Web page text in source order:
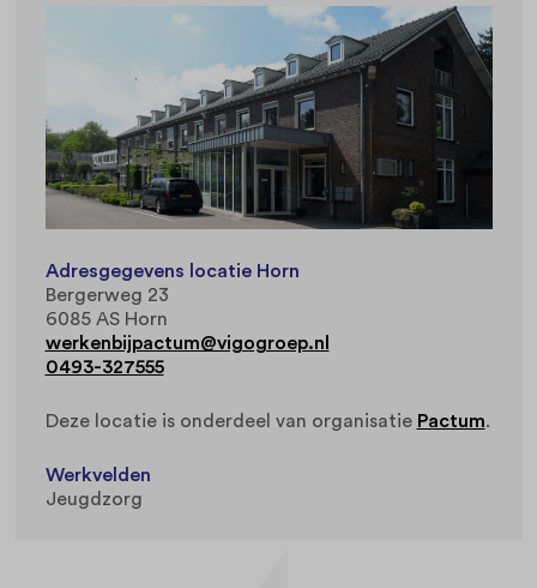
Adresgegevens locatie Horn
Bergerweg 23
6085 AS Horn
werkenbijpactum@vigogroep.nl
0493-327555
Deze locatie is onderdeel van organisatie Pactum.
Werkvelden
Jeugdzorg